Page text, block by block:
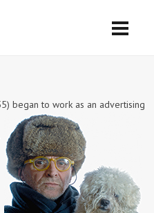
began to work as an advertising